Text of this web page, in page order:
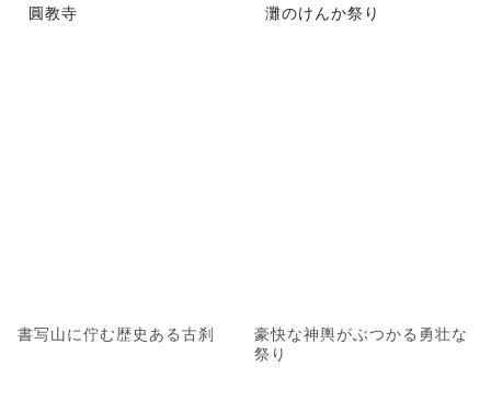
圓教寺
書写山に佇む歴史ある古刹
灘のけんか祭り
豪快な神輿がぶつかる勇壮な
祭り